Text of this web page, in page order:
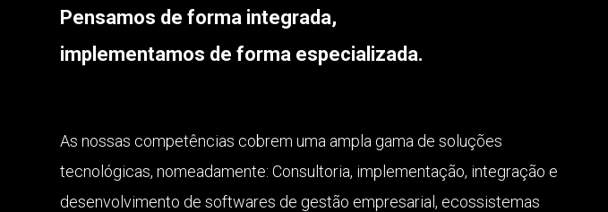
Pensamos de forma integrada,
implementamos de forma especializada.
As nossas competências cobrem uma ampla gama de soluções
tecnológicas, nomeadamente: Consultoria, implementação, integração e
desenvolvimento de softwares de gestão empresarial, ecossistemas